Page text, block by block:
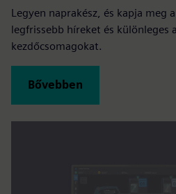
Legyen naprakész, és kapja meg
legfrissebb híreket és különleges
kezdőcsomagokat.
Bővebben